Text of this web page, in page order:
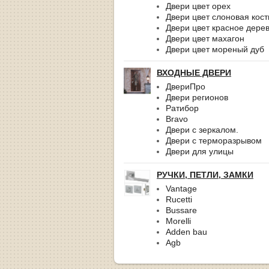
Двери цвет орех
Двери цвет слоновая
Двери цвет красное
Двери цвет махагон
Двери цвет мореный дуб
ВХОДНЫЕ ДВЕРИ
ДвериПро
Двери регионов
Ратибор
Bravo
Двери с зеркалом.
Двери с терморазрывом
Двери для улицы
РУЧКИ, ПЕТЛИ, ЗАМКИ
Vantage
Rucetti
Bussare
Morelli
Adden bau
Agb